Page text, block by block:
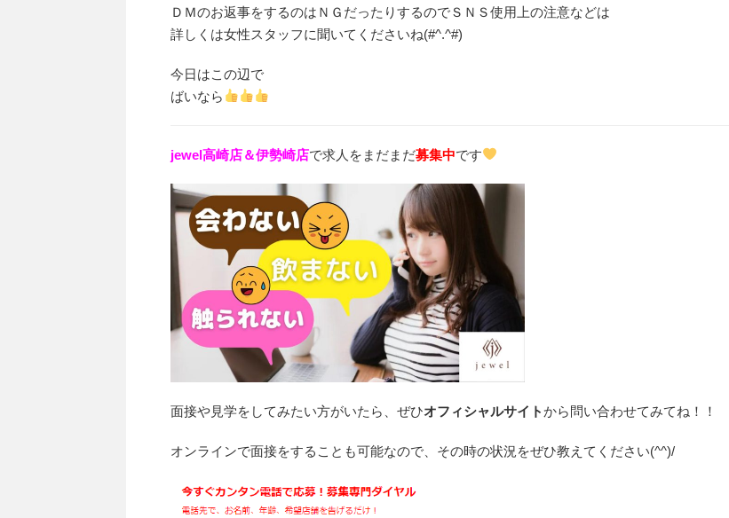
ＤＭのお返事をするのはＮＧだったりするのでＳＮＳ使用上の注意などは
詳しくは女性スタッフに聞いてくださいね(#^.^#)
今日はこの辺で
ばいなら
jewel高崎店＆伊勢崎店で求人をまだまだ募集中です
面接や見学をしてみたい方がいたら、ぜひオフィシャルサイトから問い合わせてみてね！！
オンラインで面接をすることも可能なので、その時の状況をぜひ教えてください(^^)/